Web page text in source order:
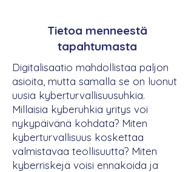
Tietoa menneestä
tapahtumasta
Digitalisaatio mahdollistaa paljon
asioita, mutta samalla se on luonut
uusia kyberturvallisuusuhkia.
Millaisia kyberuhkia yritys voi
nykypäivänä kohdata? Miten
kyberturvallisuus koskettaa
valmistavaa teollisuutta? Miten
kyberriskejä voisi ennakoida ja